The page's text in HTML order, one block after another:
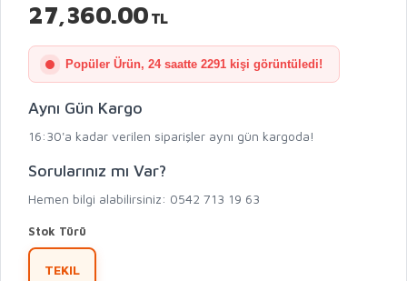
27,360.00 TL
Popüler Ürün, 24 saatte 2291 kişi görüntüledi!
Aynı Gün Kargo
16:30'a kadar verilen siparişler aynı gün kargoda!
Sorularınız mı Var?
Hemen bilgi alabilirsiniz: 0542 713 19 63
Stok Türü
TEKIL